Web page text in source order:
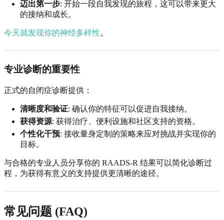
迈出第一步: 开始一段自我发现的旅程，这可以带来更大
的接纳和成长。
今天就发现你的神经多样性。
专业诊断的重要性
正式的自闭症诊断提供：
清晰度和验证: 确认你的特征可以促进自我接纳。
获得资源: 获得治疗、便利设施和社区支持的资格。
个性化干预: 接收量身定制的策略来应对挑战并实现你的
目标。
与合格的专业人员分享你的 RAADS-R 结果可以简化诊断过
程，为获得有意义的支持提供更清晰的途径。
常见问题 (FAQ)